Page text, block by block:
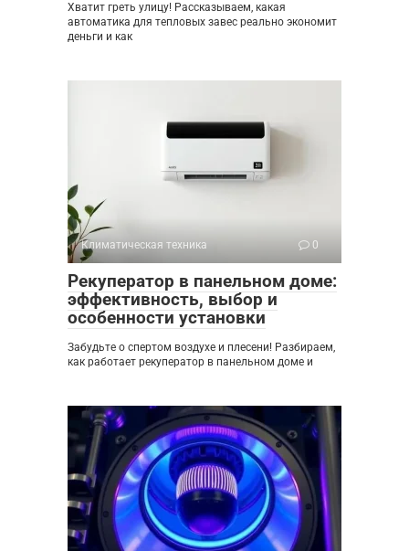
Хватит греть улицу! Рассказываем, какая
автоматика для тепловых завес реально экономит
деньги и как
Климатическая техника 0
Рекуператор в панельном доме:
эффективность, выбор и
особенности установки
Забудьте о спертом воздухе и плесени! Разбираем,
как работает рекуператор в панельном доме и